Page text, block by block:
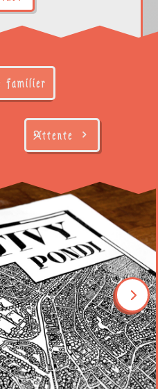
familier
Attente